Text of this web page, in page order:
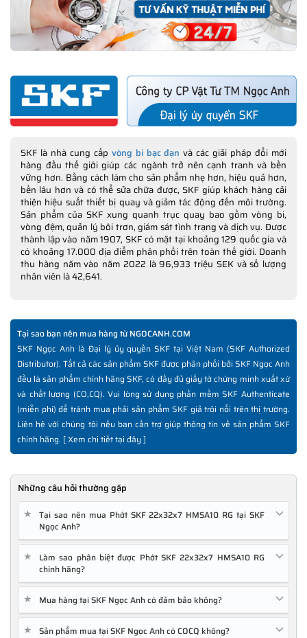
SKF là nhà cung cấp vòng bi bạc đạn và các giải pháp đổi mới
hàng đầu thế giới giúp các ngành trở nên cạnh tranh và bền
vững hơn. Bằng cách làm cho sản phẩm nhẹ hơn, hiệu quả hơn,
bền lâu hơn và có thể sửa chữa được, SKF giúp khách hàng cải
thiện hiệu suất thiết bị quay và giảm tác động đến môi trường.
Sản phẩm của SKF xung quanh trục quay bao gồm vòng bi,
vòng đệm, quản lý bôi trơn, giám sát tình trạng và dịch vụ. Được
thành lập vào năm 1907, SKF có mặt tại khoảng 129 quốc gia và
có khoảng 17.000 địa điểm phân phối trên toàn thế giới. Doanh
thu hàng năm vào năm 2022 là 96,933 triệu SEK và số lượng
nhân viên là 42,641.
Tại sao bạn nên mua hàng từ NGOCANH.COM
SKF Ngọc Anh là Đại lý ủy quyền SKF tại Việt Nam (SKF Authorized
Distributor). Tất cả các sản phẩm SKF được phân phối bởi SKF Ngọc Anh
đều là sản phẩm chính hãng SKF, có đầy đủ giấy tờ chứng minh xuất xứ
và chất lượng (CO,CQ). Vui lòng sử dụng phần mềm SKF Authenticate
(miễn phí) để tránh mua phải sản phẩm SKF giả trôi nổi trên thị trường.
Liên hệ với chúng tôi nếu bạn cần trợ giúp thông tin về sản phẩm SKF
chính hãng. [Xem chi tiết tại đây]
Những câu hỏi thường gặp
★
Tại sao nên mua Phớt SKF 22x32x7 HMSA10 RG tại SKF
Ngọc Anh?
★
Làm sao phân biệt được Phớt SKF 22x32x7 HMSA10 RG
chính hãng?
★ Mua hàng tại SKF Ngọc Anh có đảm bảo không?
★ Sản phẩm mua tại SKF Ngọc Anh có COCQ không?